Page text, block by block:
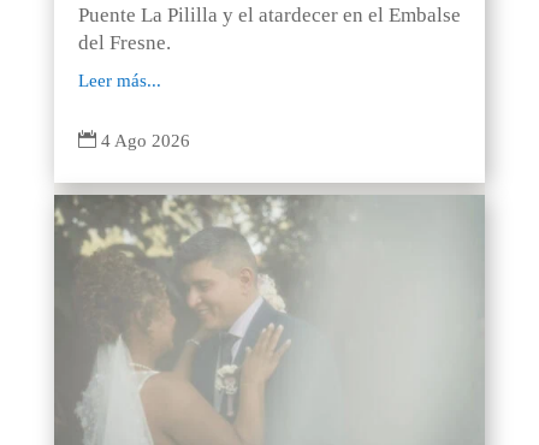
Puente La Pililla y el atardecer en el Embalse
del Fresne.
Leer más...
 4 Ago 2026